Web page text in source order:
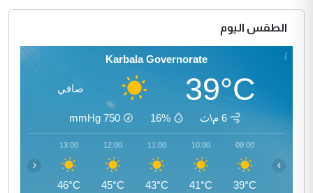
الطقس اليوم
Karbala Governorate
39°C صافي
6 م\ث 16%
750
mmHg
09:00
39°C
10:00
41°C
11:00
43°C
12:00
45°C
13:00
46°C
‹ ›